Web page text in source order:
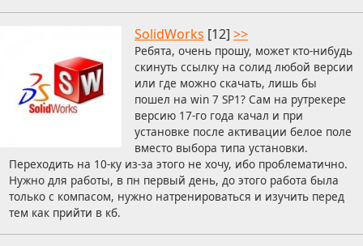
SolidWorks [12] >>
Ребята, очень прошу, может кто-нибудь
скинуть ссылку на солид любой версии
или где можно скачать, лишь бы
пошел на win 7 SP1? Сам на рутрекере
версию 17-го года качал и при
установке после активации белое поле
вместо выбора типа установки.
Переходить на 10-ку из-за этого не хочу, ибо проблематично.
Нужно для работы, в пн первый день, до этого работа была
только с компасом, нужно натренироваться и изучить перед
тем как прийти в кб.